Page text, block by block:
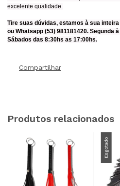
excelente qualidade.
Tire suas dúvidas, estamos à sua
ou Whatsapp (53) 981181420. Segunda
Sábados das 8:30hs as 17:00hs.
Compartilhar
Produtos relacionados
Esgotado